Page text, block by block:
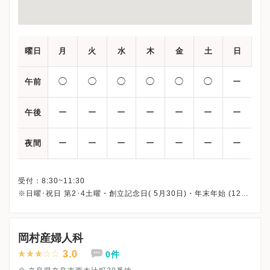
曜日 月 火 水 木 金 土 日
午前 ◯ ◯ ◯ ◯ ◯ ◯ ー
午後 ー ー ー ー ー ー ー
夜間 ー ー ー ー ー ー ー
受付：8:30~11:30
※日曜･祝日 第2･4土曜・創立記念日( 5月30日)・年末年始 (12月
岡村産婦人科
3.0 0件